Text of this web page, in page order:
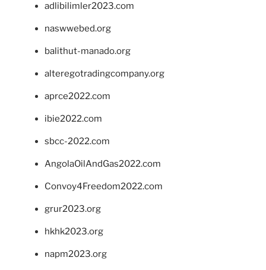
adlibilimler2023.com
naswwebed.org
balithut-manado.org
alteregotradingcompany.org
aprce2022.com
ibie2022.com
sbcc-2022.com
AngolaOilAndGas2022.com
Convoy4Freedom2022.com
grur2023.org
hkhk2023.org
napm2023.org